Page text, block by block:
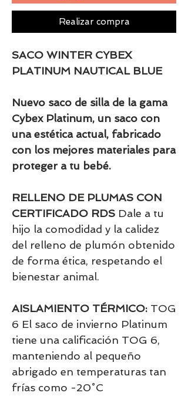
Realizar compra
SACO WINTER CYBEX
PLATINUM NAUTICAL BLUE
Nuevo saco de silla de la gama
Cybex Platinum, un saco con
una estética actual, fabricado
con los mejores materiales para
proteger a tu bebé.
RELLENO DE PLUMAS CON
CERTIFICADO RDS Dale a tu
hijo la comodidad y la calidez
del relleno de plumón obtenido
de forma ética, respetando el
bienestar animal.
AISLAMIENTO TÉRMICO: TOG
6 El saco de invierno Platinum
tiene una calificación TOG 6,
manteniendo al pequeño
abrigado en temperaturas tan
frías como -20˚C